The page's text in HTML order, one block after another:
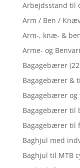
Arbejdsstand til
Arm / Ben /
Arm-, knæ- &
Arme- og
Bagagebærer
Bagagebærer &
Bagagebærer
Bagagebærer til
Bagagebærer til
Baghjul med
Baghjul til MTB